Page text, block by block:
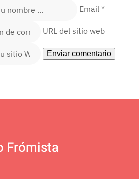
Email *
URL del sitio web
Frómista